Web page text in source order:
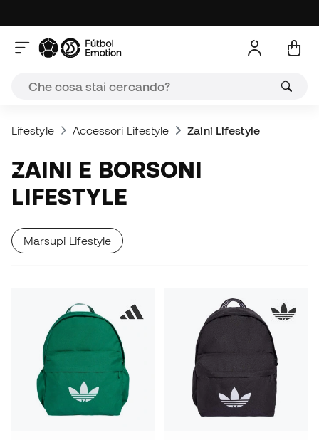
Lifestyle Accessori Lifestyle Zaini Lifestyle
ZAINI E BORSONI
LIFESTYLE
Marsupi Lifestyle